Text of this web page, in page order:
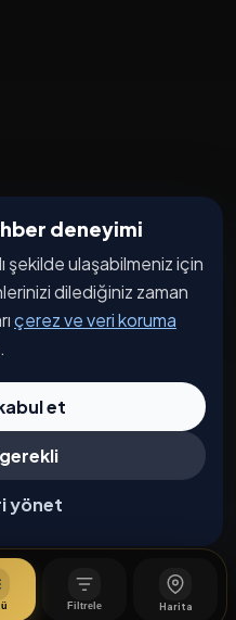
deneyimi
şekilde ulaşabilmeniz için
dilediğiniz zaman
çerez ve veri koruma
et
yönet
Filtrele Harita
saklıdır.